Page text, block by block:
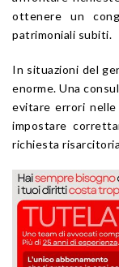
ottenere un
patrimoniali subiti.
In situazioni del
enorme. Una
evitare errori
impostare
richiesta